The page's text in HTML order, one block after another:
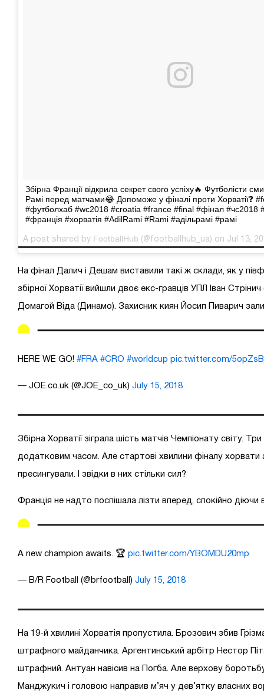
Збірна Франції відкрила секрет свого успіху🔥 Футболісти
Рамі перед матчами😂 Допоможе у фіналі проти Хорватії❓
#футболхаб #wc2018 #croatia #france #final #фінал #чс2018
#франція #хорватія #AdilRami #Rami #адільрамі #рамі
A post shared by FootballHub (@footballhub_ua) on Jul 13,
На фінал Далич і Дешам виставили такі ж склади, як у
збірної Хорватії вийшли двоє екс-гравців УПЛ Іван
Домагой Віда (Динамо). Захисник киян Йосип Пиварич
HERE WE GO! #FRA #CRO #worldcup pic.twitter.com/
— JOE.co.uk (@JOE_co_uk) July 15, 2018
Збірна Хорватії зіграла шість матчів Чемпіонату світу.
додатковим часом. Але стартові хвилини фіналу хорвати
пресингували. І звідки в них стільки сил?
Франція не надто поспішала лізти вперед, спокійно діючи
A new champion awaits. 🏆 pic.twitter.com/YBOMDU20mp
— B/R Football (@brfootball) July 15, 2018
На 19-й хвилині Хорватія пропустила. Брозович збив
штрафного майданчика. Аргентинський арбітр Нестор
штрафний. Антуан навісив на Погба. Але верхову
Манджукич і головою направив м’яч у дев’ятку власних